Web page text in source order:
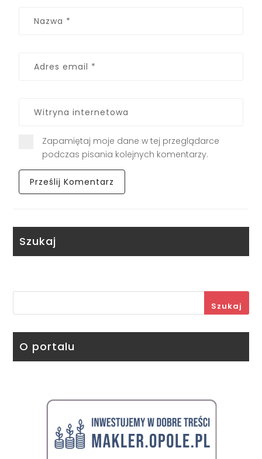
Zapamiętaj moje dane w tej przeglądarce
podczas pisania kolejnych komentarzy.
Szukaj
Szukaj
O portalu